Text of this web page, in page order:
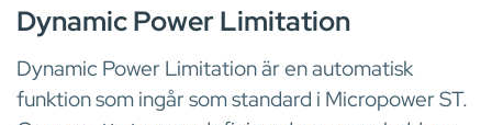
Dynamic Power Limitation
Dynamic Power Limitation är en automatisk
funktion som ingår som standard i Micropower ST.